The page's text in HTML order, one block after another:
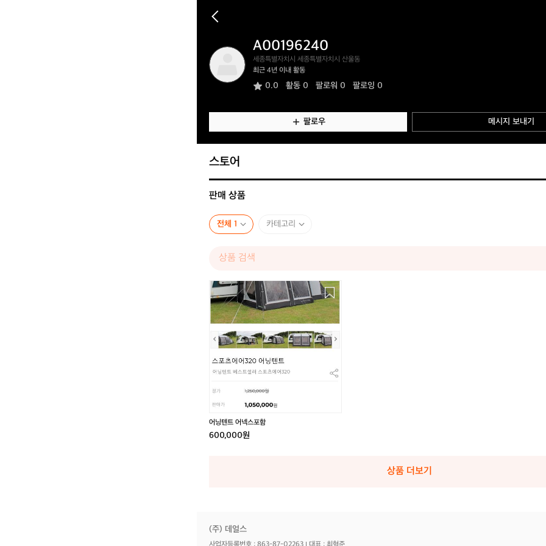
A
0
0
6
4
0
A00196240
세종특별자치시 세종특별자치시 산울동
최근 4년 이내 활동
0.0 활동 0 팔로워 0 팔로잉 0
팔로우 메시지 보내기
스토어
판매 상품
전체 1 카테고리
어
닝
텐
트
넥
스
포
어닝텐트 어넥스포함
600,000원
상품 더보기
(주) 데얼스